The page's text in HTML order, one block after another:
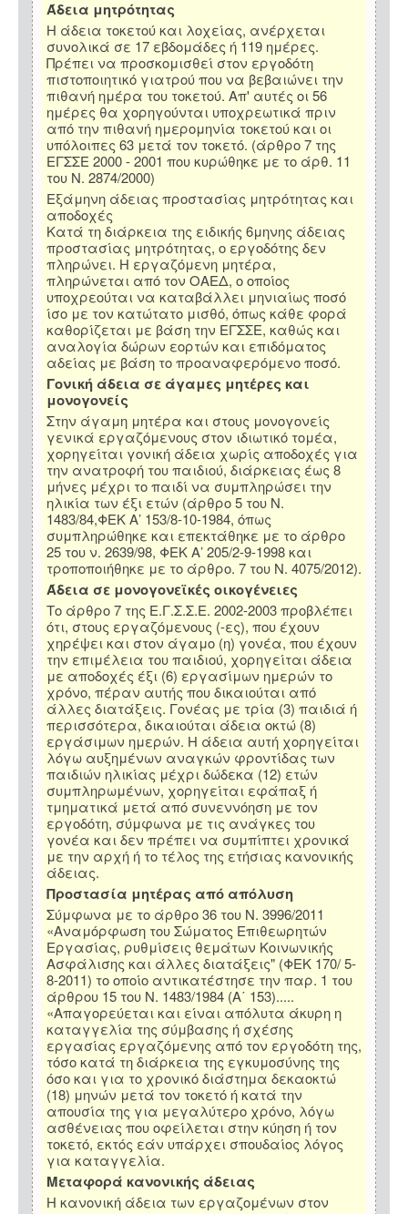
Άδεια μητρότητας
Η άδεια τοκετού και λοχείας, ανέρχεται
συνολικά σε 17 εβδομάδες ή 119 ημέρες.
Πρέπει να προσκομισθεί στον εργοδότη
πιστοποιητικό γιατρού που να βεβαιώνει την
πιθανή ημέρα του τοκετού. Απ' αυτές οι 56
ημέρες θα χορηγούνται υποχρεωτικά πριν
από την πιθανή ημερομηνία τοκετού και οι
υπόλοιπες 63 μετά τον τοκετό. (άρθρο 7 της
ΕΓΣΣΕ 2000 - 2001 που κυρώθηκε με το άρθ. 11
του Ν. 2874/2000)
Εξάμηνη άδειας προστασίας μητρότητας και
αποδοχές
Κατά τη διάρκεια της ειδικής 6μηνης άδειας
προστασίας μητρότητας, ο εργοδότης δεν
πληρώνει. Η εργαζόμενη μητέρα,
πληρώνεται από τον ΟΑΕΔ, ο οποίος
υποχρεούται να καταβάλλει μηνιαίως ποσό
ίσο με τον κατώτατο μισθό, όπως κάθε φορά
καθορίζεται με βάση την ΕΓΣΣΕ, καθώς και
αναλογία δώρων εορτών και επιδόματος
αδείας με βάση το προαναφερόμενο ποσό.
Γονική άδεια σε άγαμες μητέρες και
μονογονείς
Στην άγαμη μητέρα και στους μονογονείς
γενικά εργαζόμενους στον ιδιωτικό τομέα,
χορηγείται γονική άδεια χωρίς αποδοχές για
την ανατροφή του παιδιού, διάρκειας έως 8
μήνες μέχρι το παιδί να συμπληρώσει την
ηλικία των έξι ετών (άρθρο 5 του Ν.
1483/84,ΦΕΚ Α’ 153/8-10-1984, όπως
συμπληρώθηκε και επεκτάθηκε με το άρθρο
25 του ν. 2639/98, ΦΕΚ Α’ 205/2-9-1998 και
τροποποιήθηκε με το άρθρο. 7 του Ν. 4075/2012).
Άδεια σε μονογονεϊκές οικογένειες
Το άρθρο 7 της Ε.Γ.Σ.Σ.Ε. 2002-2003 προβλέπει
ότι, στους εργαζόμενους (-ες), που έχουν
χηρέψει και στον άγαμο (η) γονέα, που έχουν
την επιμέλεια του παιδιού, χορηγείται άδεια
με αποδοχές έξι (6) εργασίμων ημερών το
χρόνο, πέραν αυτής που δικαιούται από
άλλες διατάξεις. Γονέας με τρία (3) παιδιά ή
περισσότερα, δικαιούται άδεια οκτώ (8)
εργάσιμων ημερών. Η άδεια αυτή χορηγείται
λόγω αυξημένων αναγκών φροντίδας των
παιδιών ηλικίας μέχρι δώδεκα (12) ετών
συμπληρωμένων, χορηγείται εφάπαξ ή
τμηματικά μετά από συνεννόηση με τον
εργοδότη, σύμφωνα με τις ανάγκες του
γονέα και δεν πρέπει να συμπίπτει χρονικά
με την αρχή ή το τέλος της ετήσιας κανονικής
άδειας.
Προστασία μητέρας από απόλυση
Σύμφωνα με το άρθρο 36 του Ν. 3996/2011
«Αναμόρφωση του Σώματος Επιθεωρητών
Εργασίας, ρυθμίσεις θεμάτων Κοινωνικής
Ασφάλισης και άλλες διατάξεις" (ΦΕΚ 170/ 5-
8-2011) το οποίο αντικατέστησε την παρ. 1 του
άρθρου 15 του Ν. 1483/1984 (Α΄ 153).....
«Απαγορεύεται και είναι απόλυτα άκυρη η
καταγγελία της σύμβασης ή σχέσης
εργασίας εργαζόμενης από τον εργοδότη της,
τόσο κατά τη διάρκεια της εγκυμοσύνης της
όσο και για το χρονικό διάστημα δεκαοκτώ
(18) μηνών μετά τον τοκετό ή κατά την
απουσία της για μεγαλύτερο χρόνο, λόγω
ασθένειας που οφείλεται στην κύηση ή τον
τοκετό, εκτός εάν υπάρχει σπουδαίος λόγος
για καταγγελία.
Μεταφορά κανονικής άδειας
Η κανονική άδεια των εργαζομένων στον